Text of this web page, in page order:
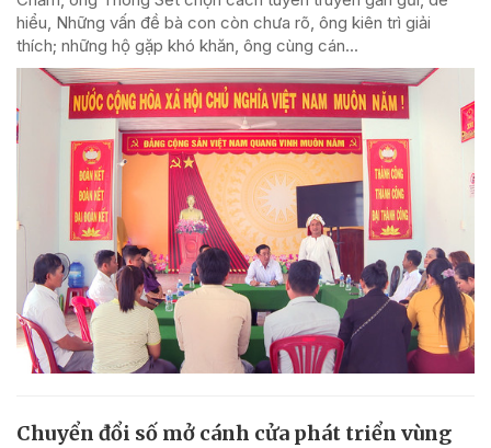
hiểu, Những vấn đề bà con còn chưa rõ, ông kiên trì giải
thích; những hộ gặp khó khăn, ông cùng cán...
Chuyển đổi số mở cánh cửa phát triển vùng